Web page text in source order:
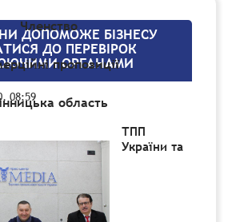
Членство
пропозиції
область
ДОПОМОЖЕ БІЗНЕСУ
ДО ПЕРЕВІРОК
ОРГАНАМИ
08:59
ТПП
України та